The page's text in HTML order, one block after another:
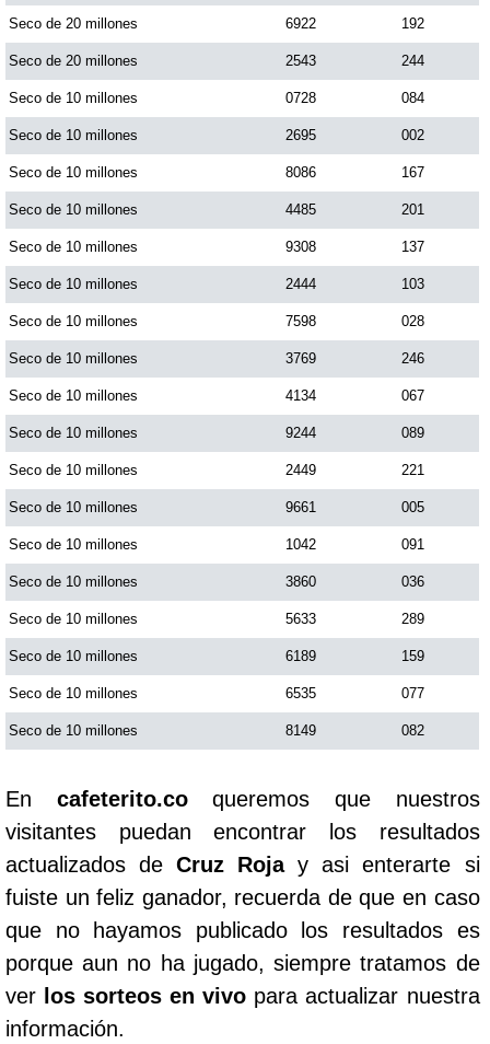
Seco de 20 millones 6922 192
Seco de 20 millones 2543 244
Seco de 10 millones 0728 084
Seco de 10 millones 2695 002
Seco de 10 millones 8086 167
Seco de 10 millones 4485 201
Seco de 10 millones 9308 137
Seco de 10 millones 2444 103
Seco de 10 millones 7598 028
Seco de 10 millones 3769 246
Seco de 10 millones 4134 067
Seco de 10 millones 9244 089
Seco de 10 millones 2449 221
Seco de 10 millones 9661 005
Seco de 10 millones 1042 091
Seco de 10 millones 3860 036
Seco de 10 millones 5633 289
Seco de 10 millones 6189 159
Seco de 10 millones 6535 077
Seco de 10 millones 8149 082
En cafeterito.coqueremos que nuestros
visitantes puedan encontrar los resultados
actualizados deCruz Rojay asi enterarte si
fuiste un feliz ganador, recuerda de que en caso
que no hayamos publicado los resultados es
porque aun no ha jugado, siempre tratamos de
ver los sorteos en vivo para actualizar nuestra
información.